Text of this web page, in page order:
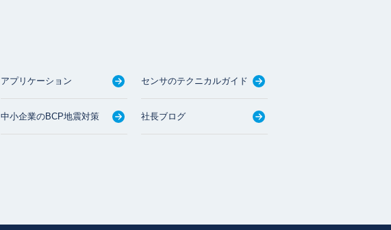
アプリケーション センサのテクニカルガイド
中小企業のBCP地震対策 社長ブログ